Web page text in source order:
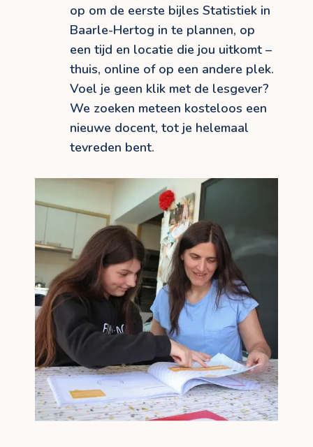
op om de eerste bijles Statistiek in
Baarle-Hertog in te plannen, op
een tijd en locatie die jou uitkomt –
thuis, online of op een andere plek.
Voel je geen klik met de lesgever?
We zoeken meteen kosteloos een
nieuwe docent, tot je helemaal
tevreden bent.